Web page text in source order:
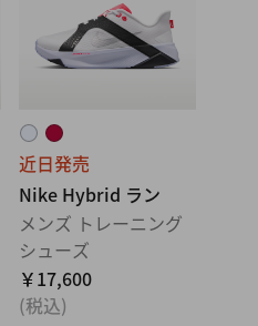
近日発売
Nike Hybrid ラン
メンズ トレーニング
シューズ
￥17,600
(税込)